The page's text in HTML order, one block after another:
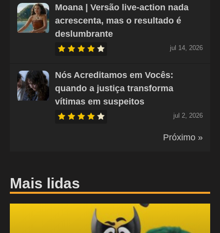
Moana | Versão live-action nada
acrescenta, mas o resultado é
deslumbrante
jul 14, 2026
Nós Acreditamos em Vocês:
quando a justiça transforma
vítimas em suspeitos
jul 2, 2026
Próximo »
Mais lidas